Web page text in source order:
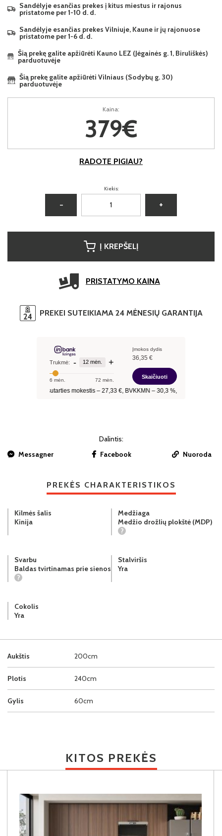
Sandėlyje esančias prekes į kitus miestus ir rajonus
pristatome per 1-10 d. d.
Sandėlyje esančias prekes Vilniuje, Kaune ir jų rajonuose
pristatome per 1-6 d. d.
Šią prekę galite apžiūrėti Kauno LEZ (Jėgainės g. 1, Biruliškės)
parduotuvėje
Šią prekę galite apžiūrėti Vilniaus (Sodybų g. 30)
parduotuvėje
Kaina:
379€
RADOTE PIGIAU?
Kiekis:
− +
Į KREPŠELĮ
PRISTATYMO KAINA
PREKEI SUTEIKIAMA 24 MĖNESIŲ GARANTIJA
Dalintis:
Messagner
Facebook Nuoroda
PREKĖS CHARAKTERISTIKOS
Aukštis 200cm
Plotis 240cm
Gylis 60cm
Kilmės šalis
Kinija
Medžiaga
Medžio drožlių plokštė (MDP)
?
Svarbu
Baldas tvirtinamas prie sienos
?
Stalviršis
Yra
Cokolis
Yra
KITOS PREKĖS